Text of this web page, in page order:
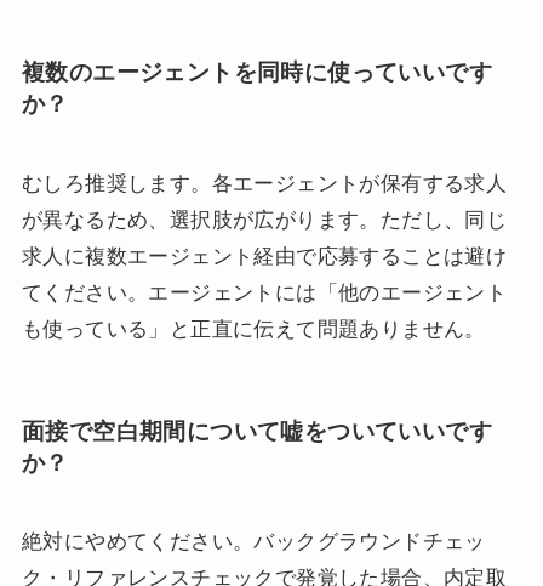
複数のエージェントを同時に使っていいです
か？
むしろ推奨します。各エージェントが保有する求人
が異なるため、選択肢が広がります。ただし、同じ
求人に複数エージェント経由で応募することは避け
てください。エージェントには「他のエージェント
も使っている」と正直に伝えて問題ありません。
面接で空白期間について嘘をついていいです
か？
絶対にやめてください。バックグラウンドチェッ
ク・リファレンスチェックで発覚した場合、内定取